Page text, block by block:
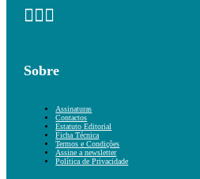
Sobre
Assinaturas
Contactos
Estatuto Editorial
Ficha Técnica
Termos e Condições
Assine a newsletter
Política de Privacidade